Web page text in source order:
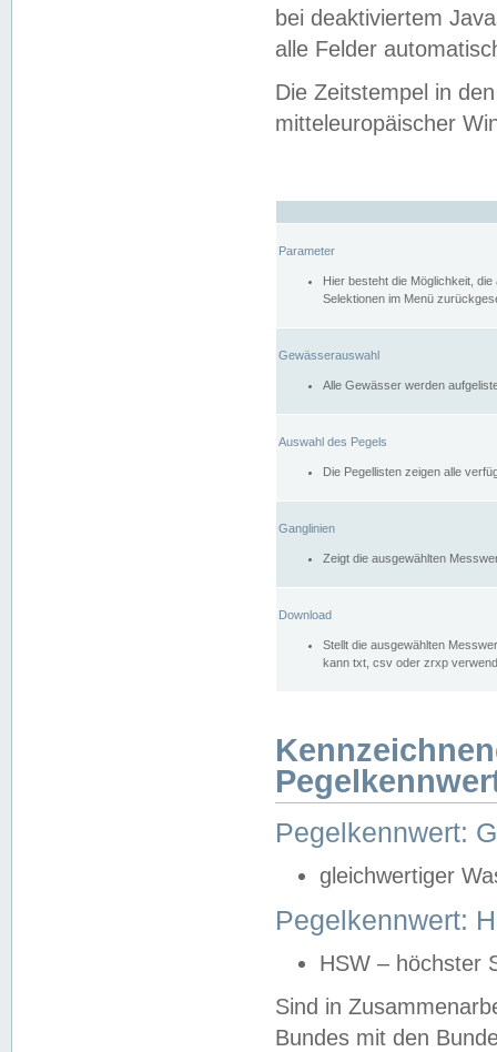
bei deaktiviertem
alle Felder
Die Zeitstempel in
mitteleuropäischer
Parameter
Hier besteht die Möglichkeit,
Selektionen im Menü
Gewässerauswahl
Alle Gewässer werden
Auswahl des Pegels
Die Pegellisten zeigen alle
Ganglinien
Zeigt die ausgewählten
Download
Stellt die ausgewählten
kann txt, csv oder zrxp
Pegelkennwert:
gleichwertiger
Pegelkennwert:
HSW – höchster
Sind in
Bundes mit den